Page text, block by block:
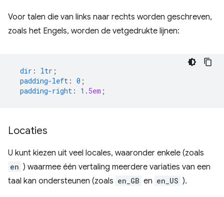
Voor talen die van links naar rechts worden geschreven,
zoals het Engels, worden de vetgedrukte lijnen:
dir : ltr ;
padding-left : 0 ;
padding-right : 1 . 5em ;
Locaties
U kunt kiezen uit veel locales, waaronder enkele (zoals
en ) waarmee één vertaling meerdere variaties van een
taal kan ondersteunen (zoals en_GB en en_US ).